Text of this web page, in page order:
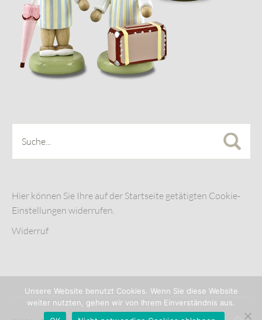
Hier können Sie Ihre auf der Startseite getätigten Cookie-
Einstellungen widerrufen.
Widerruf
Unsere Website benutzt Cookies. Wenn Sie diese Website
weiter nutzten, gehen wir von Ihrem Einverständnis aus.